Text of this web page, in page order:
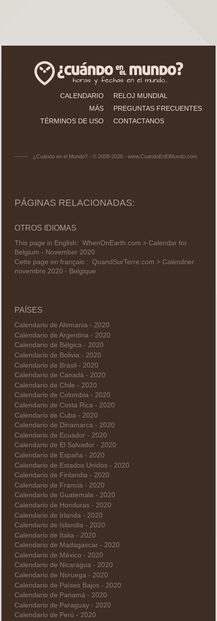
CALENDARIO
RELOJ MUNDIAL
MÁS
PREGUNTAS FRECUENTES
TÉRMINOS DE USO
CONTACTANOS
¿Cuándo en el Mundo? - © 2008-2026 - www.CuandoEnElMundo.com
PÁGINAS RELACIONADAS:
OTROS IDIOMAS
This page in English: WhenOnEarth.com > Calendar for
Belgium - November 2020
Cette page en français : QuandSurTerre.com > Calendrier
novembre 2020 - Belgique
PAÍSES
Calendario de Alemania - 2020
Calendario de Argentina - 2020
Calendario de Bélgica - 2020
Calendario de Bolivia - 2020
Calendario de Brasil - 2020
Calendario de Canadá - 2020
Calendario de Chile - 2020
Calendario de Colombia - 2020
Calendario de Costa Rica - 2020
Calendario de Cuba - 2020
Calendario de Dinamarca - 2020
Calendario de Ecuador - 2020
Calendario de El Salvador - 2020
Calendario de España - 2020
Calendario de Estados Unidos - 2020
Calendario de Finlandia - 2020
Calendario de Francia - 2020
Calendario de Guatemala - 2020
Calendario de Honduras - 2020
Calendario de Irlanda - 2020
Calendario de Islandia - 2020
Calendario de Italia - 2020
Calendario de Madagascar - 2020
Calendario de México - 2020
Calendario de Nicaragua - 2020
Calendario de Noruega - 2020
Calendario de Países Bajos - 2020
Calendario de Panamá - 2020
Calendario de Paraguay - 2020
Calendario de Perú - 2020